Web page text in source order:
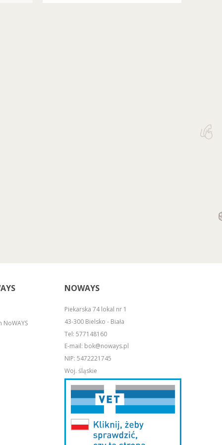
NoWAYS
NOWAYS
Piekarska 74 lokal nr 1
43-300 Bielsko - Biała
Tel: 577148160
E-mail: bok@noways.pl
NIP: 5472221745
Woj. śląskie